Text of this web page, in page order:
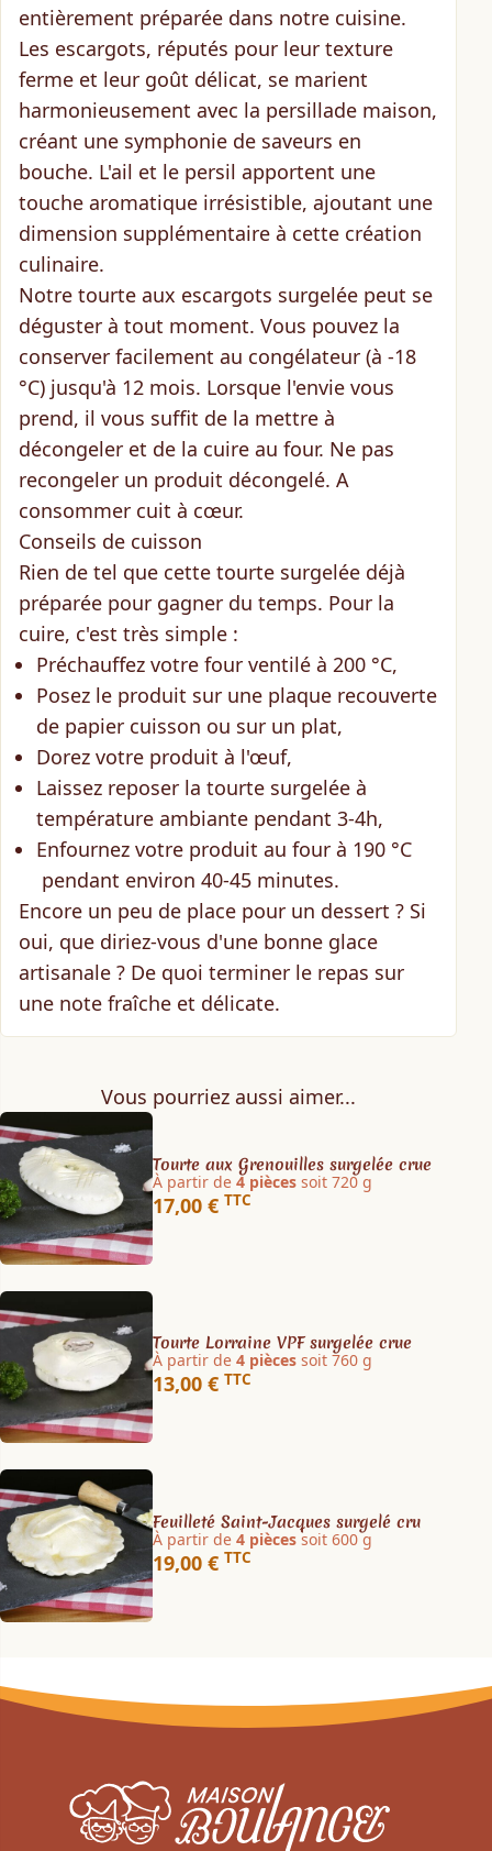
entièrement préparée dans notre cuisine.
Les escargots, réputés pour leur texture
ferme et leur goût délicat, se marient
harmonieusement avec la persillade maison,
créant une symphonie de saveurs en
bouche. L'ail et le persil apportent une
touche aromatique irrésistible, ajoutant une
dimension supplémentaire à cette création
culinaire.
Notre tourte aux escargots surgelée peut se
déguster à tout moment. Vous pouvez la
conserver facilement au congélateur (à -18
°C) jusqu'à 12 mois. Lorsque l'envie vous
prend, il vous suffit de la mettre à
décongeler et de la cuire au four. Ne pas
recongeler un produit décongelé. A
consommer cuit à cœur.
Conseils de cuisson
Rien de tel que cette tourte surgelée déjà
préparée pour gagner du temps. Pour la
cuire, c'est très simple :
Préchauffez votre four ventilé à 200 °C,
Posez le produit sur une plaque recouverte
de papier cuisson ou sur un plat,
Dorez votre produit à l'œuf,
Laissez reposer la tourte surgelée à
température ambiante pendant 3-4h,
Enfournez votre produit au four à 190 °C
pendant environ 40-45 minutes.
Encore un peu de place pour un dessert ? Si
oui, que diriez-vous d'une bonne glace
artisanale ? De quoi terminer le repas sur
une note fraîche et délicate.
Vous pourriez aussi aimer...
Tourte aux Grenouilles surgelée crue
À partir de 4 piècessoit 720 g
17,00 € TTC
Tourte Lorraine VPF surgelée crue
À partir de 4 piècessoit 760 g
13,00 € TTC
Feuilleté Saint-Jacques surgelé cru
À partir de 4 piècessoit 600 g
19,00 € TTC